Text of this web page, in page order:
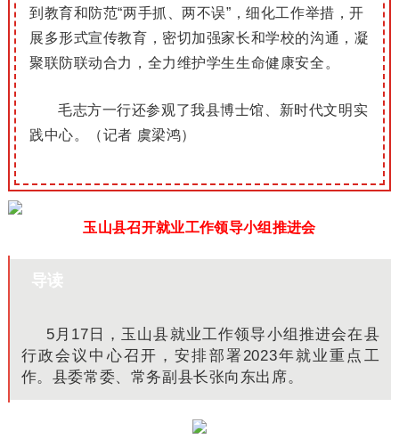
到教育和防范“两手抓、两不误”，细化工作举措，开
展多形式宣传教育，密切加强家长和学校的沟通，凝
聚联防联动合力，全力维护学生生命健康安全。
毛志方一行还参观了我县博士馆、新时代文明实
践中心。（记者 虞梁鸿）
玉山县召开就业工作领导小组推进会
导读
5月17日，玉山县就业工作领导小组推进会在县
行政会议中心召开，安排部署2023年就业重点工
作。县委常委、常务副县长张向东出席。